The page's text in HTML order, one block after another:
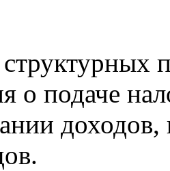
о подаче
доходов,